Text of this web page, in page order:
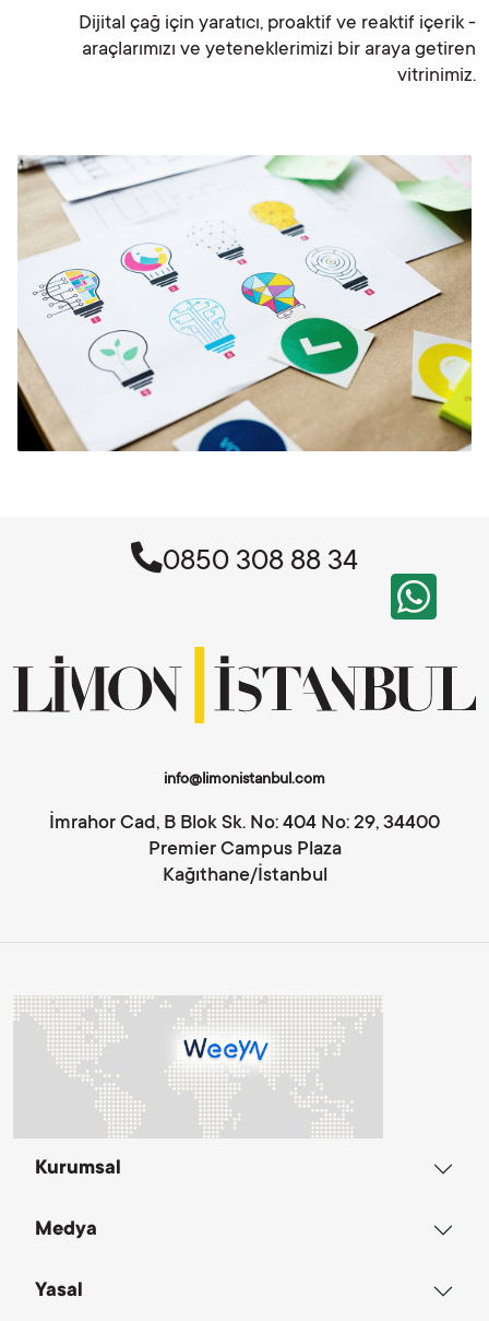
Dijital çağ için yaratıcı, proaktif ve reaktif içerik -
araçlarımızı ve yeteneklerimizi bir araya getiren
vitrinimiz.
0850 308 88 34
info@limonistanbul.com
İmrahor Cad, B Blok Sk. No: 404 No: 29, 34400
Premier Campus Plaza
Kağıthane/İstanbul
Kurumsal
Medya
Yasal